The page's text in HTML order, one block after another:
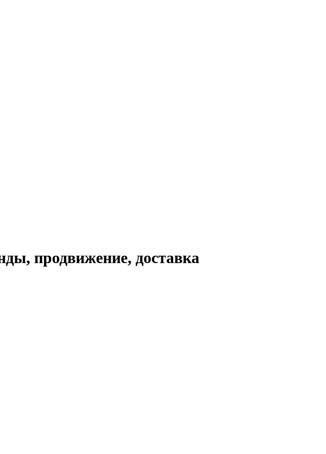
продвижение, доставка